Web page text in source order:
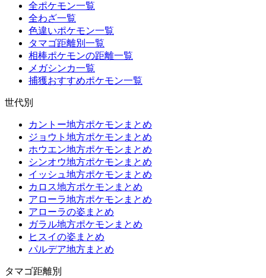
全ポケモン一覧
全わざ一覧
色違いポケモン一覧
タマゴ距離別一覧
相棒ポケモンの距離一覧
メガシンカ一覧
捕獲おすすめポケモン一覧
世代別
カントー地方ポケモンまとめ
ジョウト地方ポケモンまとめ
ホウエン地方ポケモンまとめ
シンオウ地方ポケモンまとめ
イッシュ地方ポケモンまとめ
カロス地方ポケモンまとめ
アローラ地方ポケモンまとめ
アローラの姿まとめ
ガラル地方ポケモンまとめ
ヒスイの姿まとめ
パルデア地方まとめ
タマゴ距離別